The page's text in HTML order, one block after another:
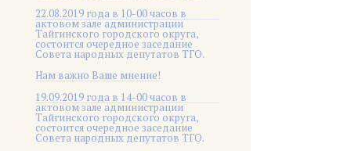
22.08.2019 года в 10-00 часов в
актовом зале администрации
Тайгинского городского округа,
состоится очередное заседание
Совета народных депутатов ТГО.
Нам важно Ваше мнение!
19.09.2019 года в 14-00 часов в
актовом зале администрации
Тайгинского городского округа,
состоится очередное заседание
Совета народных депутатов ТГО.